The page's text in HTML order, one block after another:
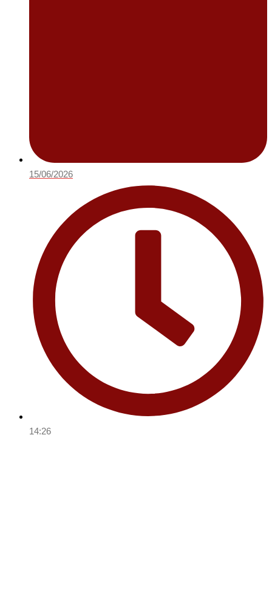
15/06/2026
14:26